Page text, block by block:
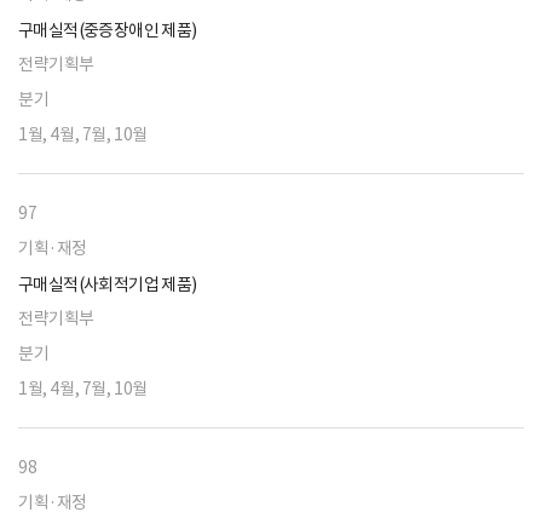
구매실적(중증장애인 제품)
전략기획부
분기
1월, 4월, 7월, 10월
97
기획·재정
구매실적(사회적기업 제품)
전략기획부
분기
1월, 4월, 7월, 10월
98
기획·재정